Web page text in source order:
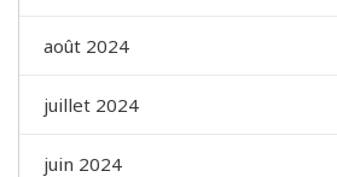
août 2024
juillet 2024
juin 2024